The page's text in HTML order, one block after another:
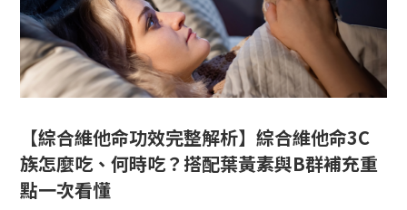
【綜合維他命功效完整解析】綜合維他命3C
族怎麼吃、何時吃？搭配葉黃素與B群補充重
點一次看懂